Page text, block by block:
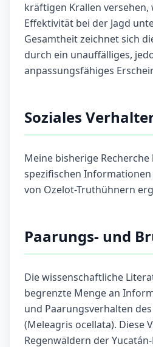
kräftigen Krallen versehen,
Effektivität bei der Jagd
Gesamtheit zeichnet sich
durch ein unauffälliges,
anpassungsfähiges
Soziales
Meine bisherige Recherche
spezifischen
von Ozelot-Truthühnern
Paarungs- und
Die wissenschaftliche
begrenzte Menge an
und Paarungsverhalten
(Meleagris ocellata). Diese
Regenwäldern der